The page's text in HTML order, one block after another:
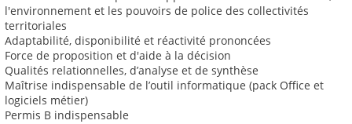
l'environnement et les pouvoirs de police des collectivités
territoriales
Adaptabilité, disponibilité et réactivité prononcées
Force de proposition et d'aide à la décision
Qualités relationnelles, d’analyse et de synthèse
Maîtrise indispensable de l’outil informatique (pack Office et
logiciels métier)
Permis B indispensable